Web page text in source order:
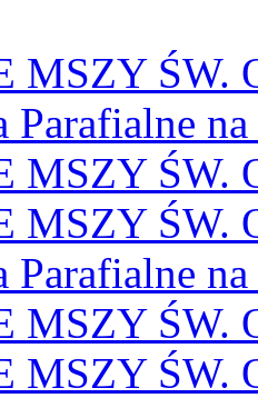
MSZY ŚW.
Parafialne
MSZY ŚW.
MSZY ŚW.
Parafialne
MSZY ŚW.
MSZY ŚW.